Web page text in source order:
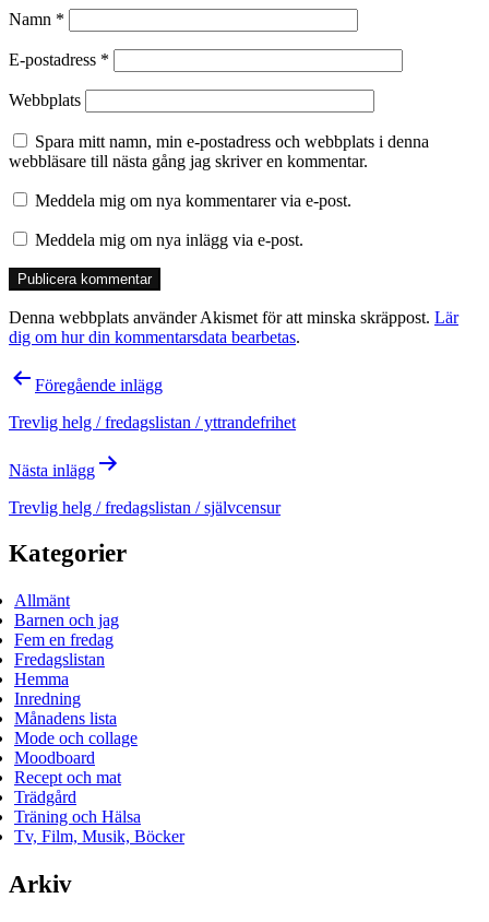
Namn *
E-postadress *
Webbplats
Spara mitt namn, min e-postadress och webbplats i denna
webbläsare till nästa gång jag skriver en kommentar.
Meddela mig om nya kommentarer via e-post.
Meddela mig om nya inlägg via e-post.
Denna webbplats använder Akismet för att minska skräppost. Lär
dig om hur din kommentarsdata bearbetas.
Inläggsnavigering
Föregående inlägg
Trevlig helg / fredagslistan / yttrandefrihet
Nästa inlägg
Trevlig helg / fredagslistan / självcensur
Kategorier
Allmänt
Barnen och jag
Fem en fredag
Fredagslistan
Hemma
Inredning
Månadens lista
Mode och collage
Moodboard
Recept och mat
Trädgård
Träning och Hälsa
Tv, Film, Musik, Böcker
Arkiv